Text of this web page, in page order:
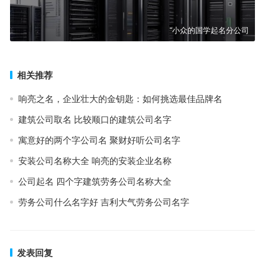
“小众的国学起名分公司
相关推荐
响亮之名，企业壮大的金钥匙：如何挑选最佳品牌名
建筑公司取名 比较顺口的建筑公司名字
寓意好的两个字公司名 聚财好听公司名字
安装公司名称大全 响亮的安装企业名称
公司起名 四个字建筑劳务公司名称大全
劳务公司什么名字好 吉利大气劳务公司名字
发表回复